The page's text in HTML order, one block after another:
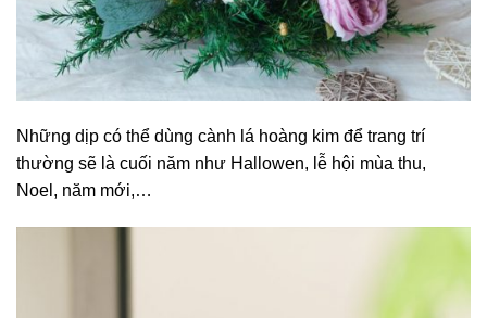
Những dịp có thể dùng cành lá hoàng kim để trang trí
thường sẽ là cuối năm như Hallowen, lễ hội mùa thu,
Noel, năm mới,…